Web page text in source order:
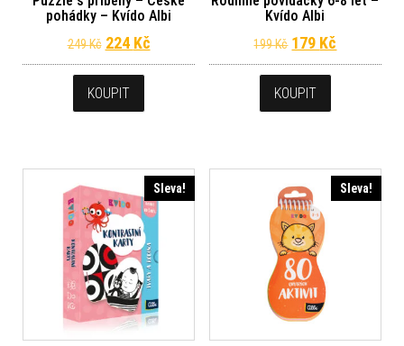
pohádky – Kvído Albi
249Kč Původní cena byla: 249 Kč.
224 KčAktuální cena je: 224 Kč.
KOUPIT
Kvído Albi
199Kč Původní cena
179 Kč
KOUPIT
Sleva! Sleva!